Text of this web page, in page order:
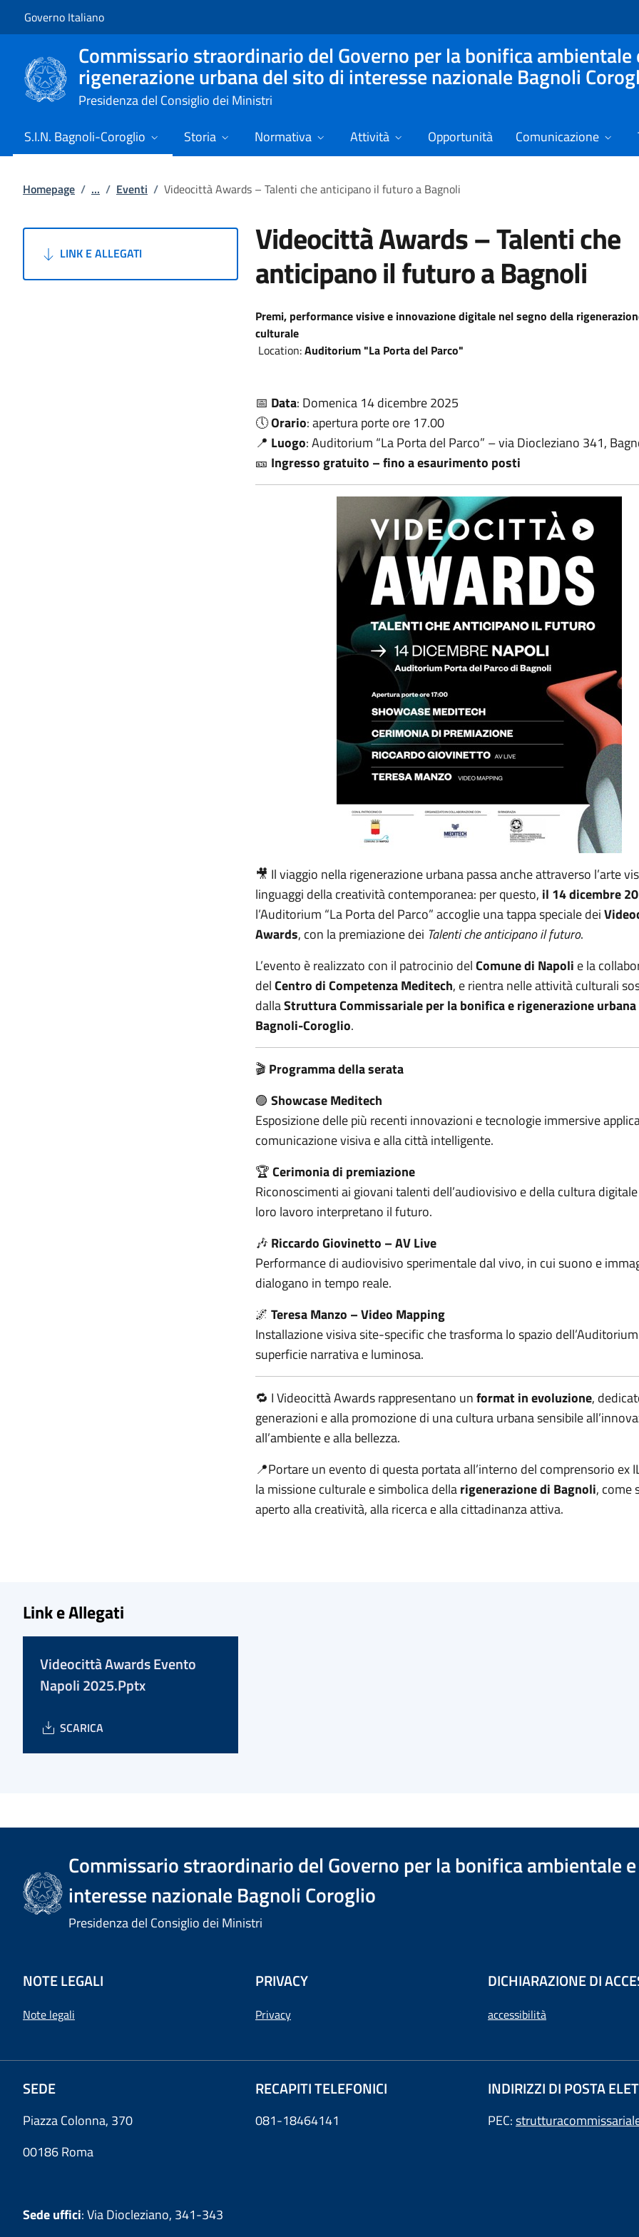
Governo Italiano
Commissario straordinario del Governo per la bonifica ambientale
rigenerazione urbana del sito di interesse nazionale Bagnoli
Presidenza del Consiglio dei Ministri
S.I.N. Bagnoli-Coroglio Storia Normativa Attività Opportunità Comunicazione
Homepage / ... / Eventi / Videocittà Awards – Talenti che anticipano il futuro a Bagnoli
LINK E ALLEGATI Videocittà Awards – Talenti che
anticipano il futuro a Bagnoli
Premi, performance visive e innovazione digitale nel segno della
culturale
Location:Auditorium "La Porta del Parco"
📅 Data: Domenica 14 dicembre 2025
🕔Orario: apertura porte ore 17.00
📍 Luogo: Auditorium “La Porta del Parco” – via Diocleziano 341,
🎫 Ingresso gratuito – fino a esaurimento posti
🎥 Il viaggio nella rigenerazione urbana passa anche attraverso l’arte
linguaggi della creatività contemporanea: per questo, il 14 dicembre
l’Auditorium “La Porta del Parco” accoglie una tappa speciale dei
Awards, con la premiazione dei Talenti che anticipano il futuro.
L’evento è realizzato con il patrocinio delComune di Napoli e la
delCentro di Competenza Meditech, e rientra nelle attività culturali
dallaStruttura Commissariale per la bonifica e rigenerazione urbana
Bagnoli-Coroglio.
🎬 Programma della serata
🟣 Showcase Meditech
Esposizione delle più recenti innovazioni e tecnologie immersive
comunicazione visiva e alla città intelligente.
🏆Cerimonia di premiazione
Riconoscimenti ai giovani talenti dell’audiovisivo e della cultura
loro lavoro interpretano il futuro.
🎶 Riccardo Giovinetto – AV Live
Performance di audiovisivo sperimentale dal vivo, in cui suono e
dialogano in tempo reale.
🌌 Teresa Manzo – Video Mapping
Installazione visiva site-specific che trasforma lo spazio
superficie narrativa e luminosa.
🔁 I Videocittà Awards rappresentano unformat in evoluzione,
generazioni e alla promozione di una cultura urbana sensibile
all’ambiente e alla bellezza.
📍Portare un evento di questa portata all’interno del comprensorio ex
la missione culturale e simbolica dellarigenerazione di Bagnoli, come
aperto alla creatività, alla ricerca e alla cittadinanza attiva.
Link e Allegati
Videocittà Awards Evento
Napoli 2025.Pptx
SCARICA
Commissario straordinario del Governo per la bonifica ambientale
interesse nazionale Bagnoli Coroglio
Presidenza del Consiglio dei Ministri
NOTE LEGALI
Note legali
PRIVACY
Privacy
DICHIARAZIONE DI
accessibilità
SEDE
Piazza Colonna, 370
00186 Roma
Sede uffici: Via Diocleziano, 341-343
RECAPITI TELEFONICI
081-18464141
INDIRIZZI DI POSTA
PEC: